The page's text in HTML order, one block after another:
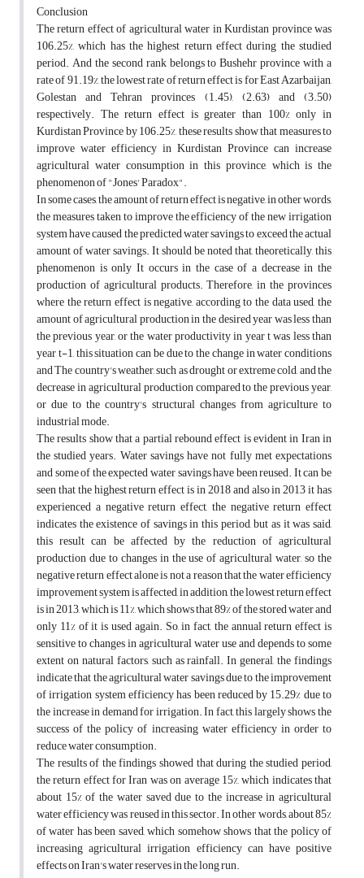
Conclusion
The return effect of agricultural water in Kurdistan province was
106.25%, which has the highest return effect during the studied
period. And the second rank belongs to Bushehr province with a
rate of 91.19%, the lowest rate of return effect is for East Azarbaijan,
Golestan and Tehran provinces (1.45), (2.63) and (3.50)
respectively. The return effect is greater than 100% only in
Kurdistan Province by 106.25%, these results show that measures to
improve water efficiency in Kurdistan Province can increase
agricultural water consumption in this province, which is the
phenomenon of "Jones' Paradox".
In some cases, the amount of return effect is negative, in other words,
the measures taken to improve the efficiency of the new irrigation
system have caused the predicted water savings to exceed the actual
amount of water savings. It should be noted that, theoretically, this
phenomenon is only It occurs in the case of a decrease in the
production of agricultural products. Therefore, in the provinces
where the return effect is negative, according to the data used, the
amount of agricultural production in the desired year was less than
the previous year, or the water productivity in year t was less than
year t-1, this situation can be due to the change in water conditions
and The country's weather, such as drought or extreme cold, and the
decrease in agricultural production compared to the previous year,
or due to the country's structural changes from agriculture to
industrial mode.
The results show that a partial rebound effect is evident in Iran in
the studied years. Water savings have not fully met expectations
and some of the expected water savings have been reused. It can be
seen that the highest return effect is in 2018 and also in 2013 it has
experienced a negative return effect, the negative return effect
indicates the existence of savings in this period, but as it was said,
this result can be affected by the reduction of agricultural
production due to changes in the use of agricultural water, so the
negative return effect alone is not a reason that the water efficiency
improvement system is affected, in addition, the lowest return effect
is in 2013, which is 11%, which shows that 89% of the stored water and
only 11% of it is used again. So, in fact, the annual return effect is
sensitive to changes in agricultural water use and depends to some
extent on natural factors, such as rainfall. In general, the findings
indicate that the agricultural water savings due to the improvement
of irrigation system efficiency has been reduced by 15.29% due to
the increase in demand for irrigation. In fact, this largely shows the
success of the policy of increasing water efficiency in order to
reduce water consumption.
The results of the findings showed that during the studied period,
the return effect for Iran was on average 15%, which indicates that
about 15% of the water saved due to the increase in agricultural
water efficiency was reused in this sector. In other words, about 85%
of water has been saved, which somehow shows that the policy of
increasing agricultural irrigation efficiency can have positive
effects on Iran's water reserves in the long run.